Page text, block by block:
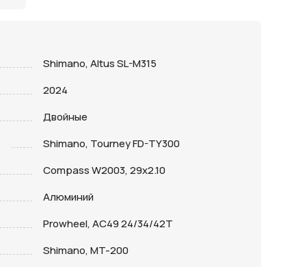
Shimano, Altus SL-M315
2024
Двойные
Shimano, Tourney FD-TY300
Compass W2003, 29х2.10
Алюминий
Prowheel, AC49 24/34/42T
Shimano, MT-200